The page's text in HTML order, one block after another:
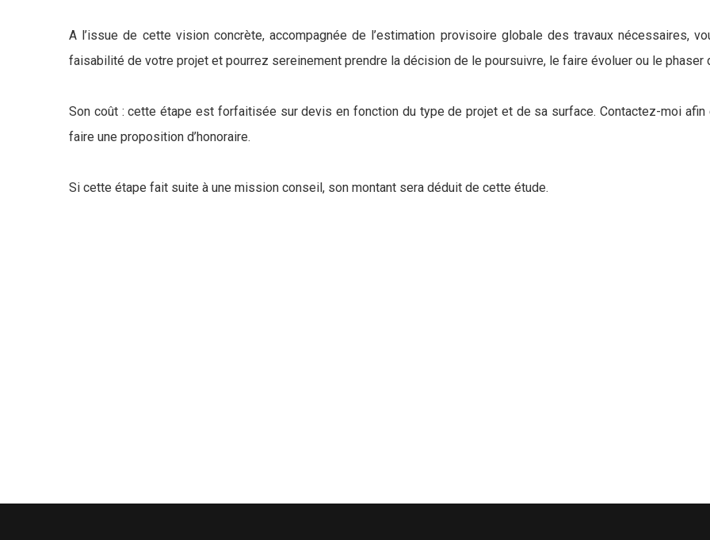
A l’issue de cette vision concrète, accompagnée de l’estimation provisoire globale des travaux nécessaires,
faisabilité de votre projet et pourrez sereinement prendre la décision de le poursuivre, le faire évoluer ou le phaser
Son coût : cette étape est forfaitisée sur devis en fonction du type de projet et de sa surface. Contactez-moi
faire une proposition d’honoraire.
Si cette étape fait suite à une mission conseil, son montant sera déduit de cette étude.